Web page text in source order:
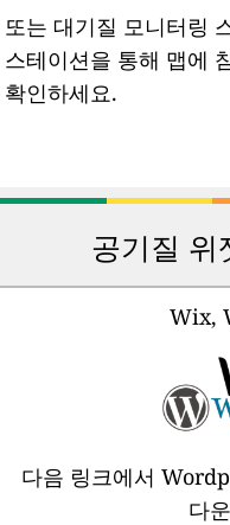
또는 대기질 모니터링
스테이션을 통해 맵에
확인하세요.
공기질 위
Wix,
다음 링크에서
다